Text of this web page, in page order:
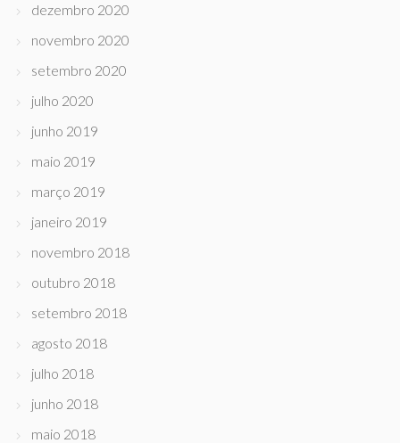
dezembro 2020
novembro 2020
setembro 2020
julho 2020
junho 2019
maio 2019
março 2019
janeiro 2019
novembro 2018
outubro 2018
setembro 2018
agosto 2018
julho 2018
junho 2018
maio 2018